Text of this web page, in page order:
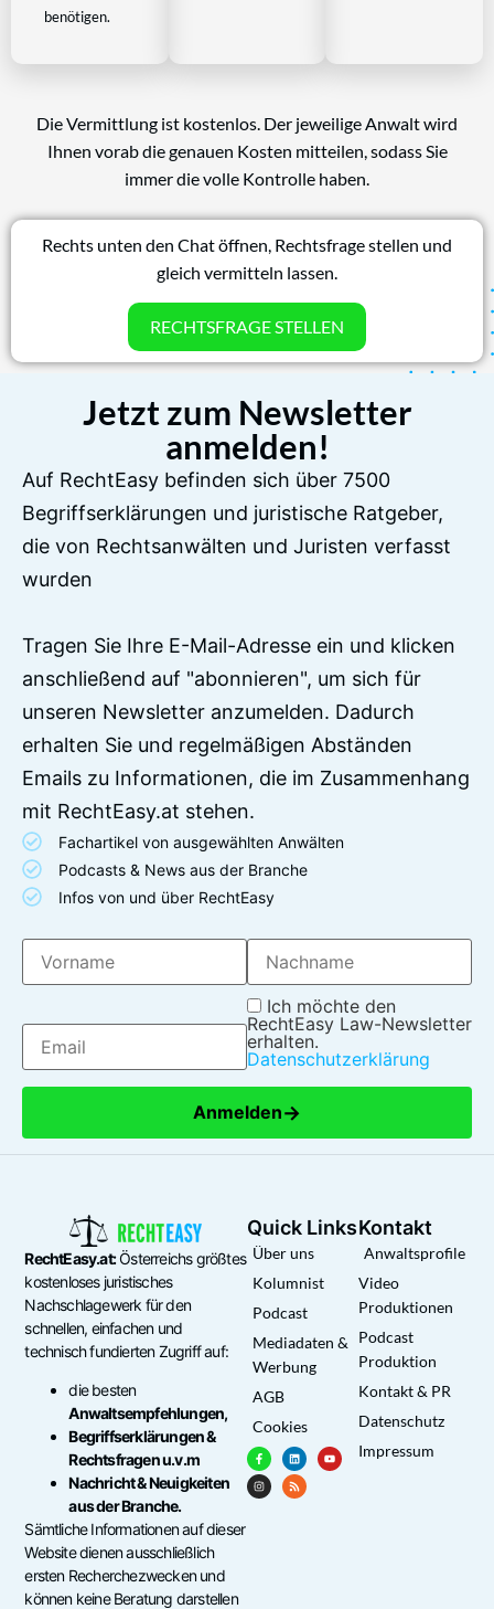
benötigen.
Die Vermittlung ist kostenlos. Der jeweilige Anwalt wird
Ihnen vorab die genauen Kosten mitteilen, sodass Sie
immer die volle Kontrolle haben.
Rechts unten den Chat öffnen, Rechtsfrage stellen und
gleich vermitteln lassen.
RECHTSFRAGE STELLEN
Jetzt zum Newsletter
anmelden!
Auf RechtEasy befinden sich über 7500
Begriffserklärungen und juristische Ratgeber,
die von Rechtsanwälten und Juristen verfasst
wurden
Tragen Sie Ihre E-Mail-Adresse ein und klicken
anschließend auf "abonnieren", um sich für
unseren Newsletter anzumelden. Dadurch
erhalten Sie und regelmäßigen Abständen
Emails zu Informationen, die im Zusammenhang
mit RechtEasy.at stehen.
Fachartikel von ausgewählten Anwälten
Podcasts & News aus der Branche
Infos von und über RechtEasy
Ich möchte den
RechtEasy Law-Newsletter
erhalten.
Datenschutzerklärung
Anmelden→
RechtEasy.at:Österreichs größtes
kostenloses juristisches
Nachschlagewerk für den
schnellen, einfachen und
technisch fundierten Zugriff auf:
die besten
Anwaltsempfehlungen,
Begriffserklärungen &
Rechtsfragen u.v.m
Nachricht & Neuigkeiten
aus der Branche.
Sämtliche Informationen auf dieser
Website dienen ausschließlich
ersten Recherchezwecken und
können keine Beratung darstellen
Quick Links
Über uns
Kolumnist
Podcast
Mediadaten &
Werbung
AGB
Cookies
Kontakt
Anwaltsprofile
Video
Produktionen
Podcast
Produktion
Kontakt & PR
Datenschutz
Impressum